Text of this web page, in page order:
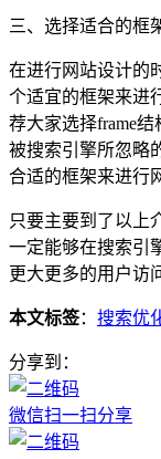
三、选择适合的框
在进行网站设计的
个适宜的框架来进
荐大家选择frame
被搜索引擎所忽略
合适的框架来进行
只要主要到了以上
一定能够在搜索引
更大更多的用户访
本文标签： 搜索优
分享到：
微信扫一扫分享